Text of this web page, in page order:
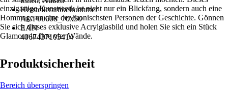
Herstellerartikelnummer
AGP00608_70x50
EAN
4067437105414
einzigartige Kunstwerk ist nicht nur ein Blickfang, sondern auch eine
Hommage an eine der ikonischsten Personen der Geschichte. Gönnen
Sie sich dieses exklusive Acrylglasbild und holen Sie sich ein Stück
Glamour in Ihre vier Wände.
Produktsicherheit
Bereich überspringen